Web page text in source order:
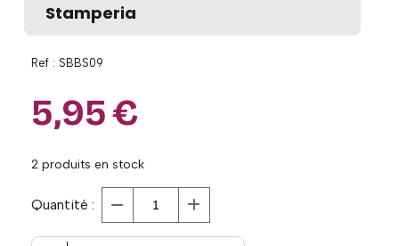
Stamperia
Ref : SBBS09
5,95€
2 produits en stock
Quantité :